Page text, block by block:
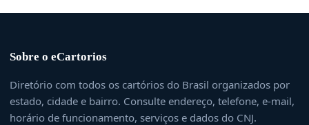
Sobre o eCartorios
Diretório com todos os cartórios do Brasil organizados por
estado, cidade e bairro. Consulte endereço, telefone, e-mail,
horário de funcionamento, serviços e dados do CNJ.